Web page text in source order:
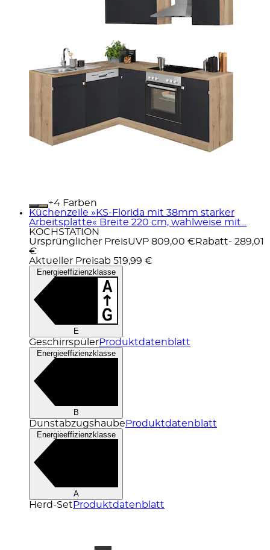
+
Farben
Küchenzeile »KS-Florida mit 38mm starker
Arbeitsplatte« Breite 220 cm, wahlweise mit...
KOCHSTATION
Ursprünglicher PreisUVP 809,00 € Rabatt- 289,01
€
Aktueller Preisab 519,99 €
Energieeffizienzklasse
E
GeschirrspülerProduktdatenblatt
Energieeffizienzklasse
B
Dunstabzugshaube Produktdatenblatt
Energieeffizienzklasse
A
Herd-Set Produktdatenblatt